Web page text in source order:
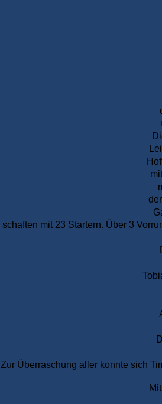
schaften mit 23 Startern. Über 3
Zur Überraschung aller konnte sich